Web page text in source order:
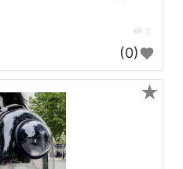
3
(0)
★